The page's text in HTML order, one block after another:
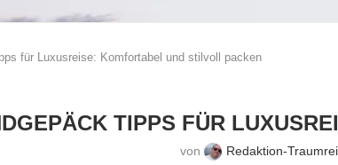
für Luxusreise: Komfortabel und stilvoll packen
TIPPS FÜR
von Redaktion-